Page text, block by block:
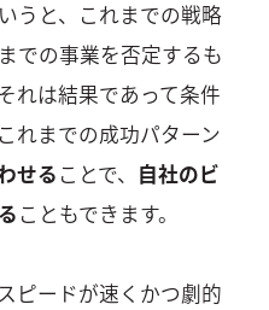
うと、これまでの戦略
での事業を否定するも
れは結果であって条件
れまでの成功パターン
せる ことで、 自社のビ
こともできます。
ピードが速くかつ劇的